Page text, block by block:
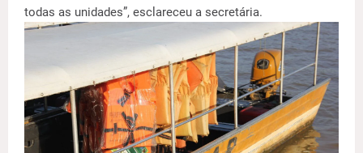
todas as unidades”, esclareceu a secretária.